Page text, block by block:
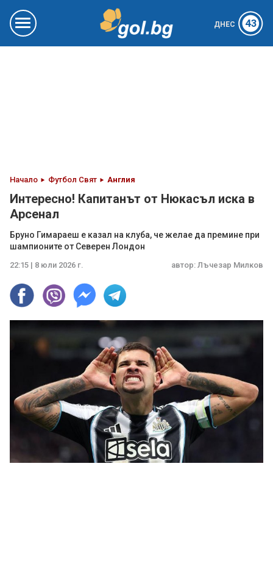
ДНЕС 43
Начало Футбол Свят Англия
Интересно! Капитанът от Нюкасъл иска в
Арсенал
Бруно Гимараеш е казал на клуба, че желае да премине при
шампионите от Северен Лондон
22:15 | 8 юли 2026 г. автор: Лъчезар Милков